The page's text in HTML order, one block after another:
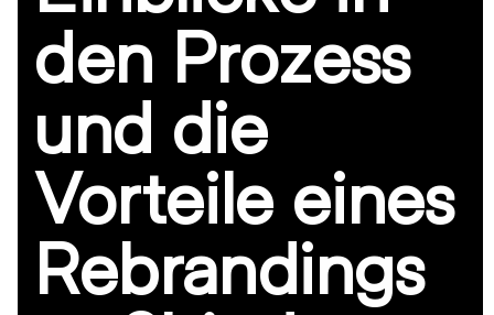
den Prozess
und die
Vorteile eines
Rebrandings